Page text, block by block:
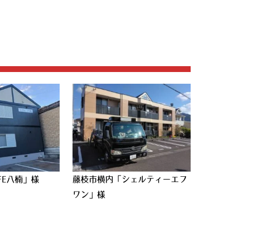
八楠」様
藤枝市横内「シェルティーエフ
ワン」様